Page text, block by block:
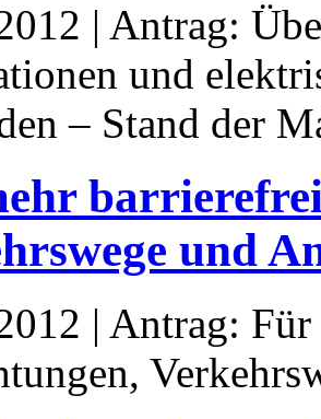
| Antrag:
und
– Stand der
und
| Antrag: